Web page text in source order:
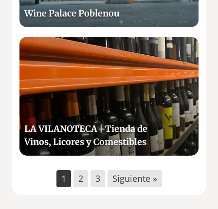
B
a
r
c
e
l
n
a
Wine Palace Poblenou
c
e
P
o
b
l
n
o
u
LA VILANOTECA | Tienda de
Vinos, Licores y Comestibles
L
V
I
L
A
N
O
E
C
1 2 3 Siguiente »